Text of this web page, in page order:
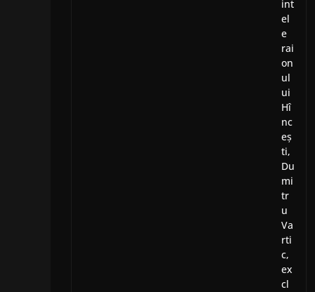
int
el
e
rai
on
ul
ui
Hî
nc
eș
ti,
Du
mi
tr
u
Va
rti
c,
ex
cl